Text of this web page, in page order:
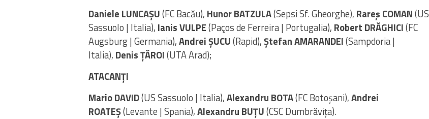
Daniele LUNCAȘU(FC Bacău), Hunor BATZULA(Sepsi Sf. Gheorghe), Rareș COMAN(US
Sassuolo | Italia), Ianis VULPE(Paços de Ferreira | Portugalia), Robert DRĂGHICI(FC
Augsburg | Germania),Andrei ȘUCU(Rapid),Ștefan AMARANDEI(Sampdoria |
Italia), Denis ȚĂROI(UTA Arad);
ATACANȚI
Mario DAVID(US Sassuolo | Italia),Alexandru BOTA(FC Botoșani),Andrei
ROATEȘ(Levante | Spania),Alexandru BUȚU(CSC Dumbrăvița).